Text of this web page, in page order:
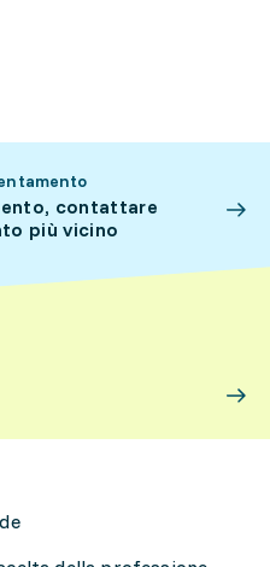
contattare
più vicino